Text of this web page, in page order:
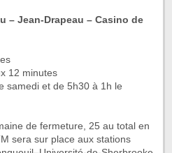
– Jean-Drapeau – Casino de
12 minutes
samedi et de 5h30 à 1h le
de fermeture, 25 au total en
sera sur place aux stations